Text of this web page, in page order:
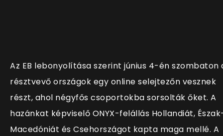
Az EB lebonyolítása szerint június 4-én szombaton
résztvevő országok egy online selejtezőn vesznek
részt, ahol négyfős csoportokba sorsolták őket. A
hazánkat képviselő ONYX-felállás Hollandiát,
Macedóniát és Csehországot kapta maga mellé. A